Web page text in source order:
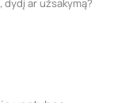
dydį ar užsakymą?